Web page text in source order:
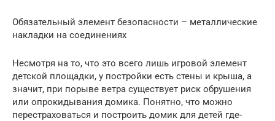
Обязательный элемент безопасности – металлические
накладки на соединениях
Несмотря на то, что это всего лишь игровой элемент
детской площадки, у постройки есть стены и крыша, а
значит, при порыве ветра существует риск обрушения
или опрокидывания домика. Понятно, что можно
перестраховаться и построить домик для детей где-